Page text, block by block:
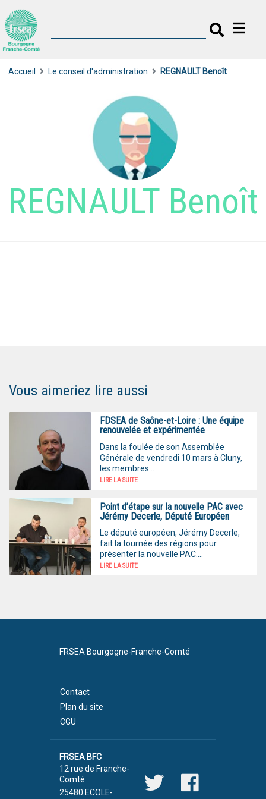
Accueil Le conseil d'administration REGNAULT Benoît
REGNAULT Benoît
Vous aimeriez lire aussi
FDSEA de Saône-et-Loire : Une équipe
renouvelée et expérimentée
Dans la foulée de son Assemblée
Générale de vendredi 10 mars à Cluny,
les membres...
LIRE LA SUITE
Point d’étape sur la nouvelle PAC avec
Jérémy Decerle, Député Européen
Le député européen, Jérémy Decerle,
fait la tournée des régions pour
présenter la nouvelle PAC....
LIRE LA SUITE
FRSEA Bourgogne-Franche-Comté
Contact
Plan du site
CGU
FRSEA BFC
12 rue de Franche-
Comté
25480 ECOLE-